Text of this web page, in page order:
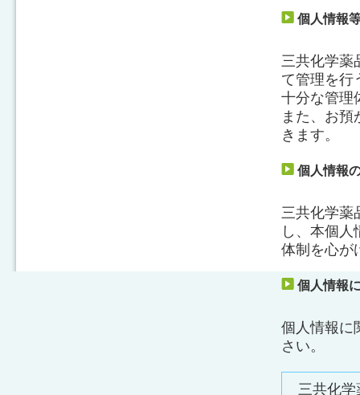
個人情報
三共化学薬
て管理を行
十分な管理
また、お預
きます。
個人情報
三共化学薬
し、本個
体制を心が
個人情報
個人情報に
さい。
三共化学